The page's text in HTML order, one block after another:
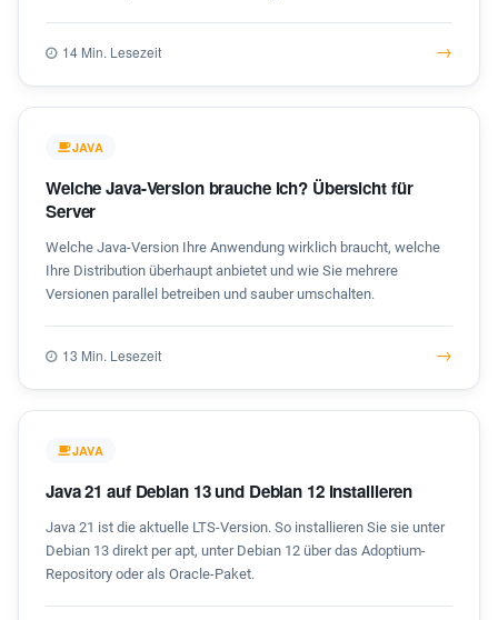
14 Min. Lesezeit →
JAVA
Welche Java-Version brauche ich? Übersicht für
Server
Welche Java-Version Ihre Anwendung wirklich braucht, welche
Ihre Distribution überhaupt anbietet und wie Sie mehrere
Versionen parallel betreiben und sauber umschalten.
13 Min. Lesezeit →
JAVA
Java 21 auf Debian 13 und Debian 12 installieren
Java 21 ist die aktuelle LTS-Version. So installieren Sie sie unter
Debian 13 direkt per apt, unter Debian 12 über das Adoptium-
Repository oder als Oracle-Paket.